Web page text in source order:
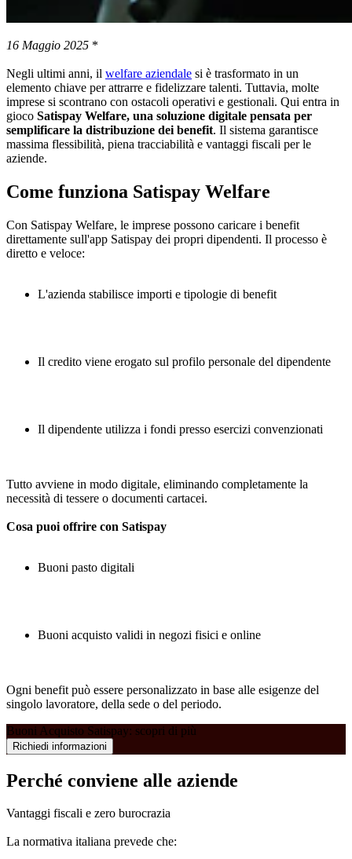
16 Maggio 2025 *
Negli ultimi anni, il welfare aziendale si è trasformato in un
elemento chiave per attrarre e fidelizzare talenti. Tuttavia, molte
imprese si scontrano con ostacoli operativi e gestionali. Qui entra in
gioco Satispay Welfare, una soluzione digitale pensata per
semplificare la distribuzione dei benefit. Il sistema garantisce
massima flessibilità, piena tracciabilità e vantaggi fiscali per le
aziende.
Come funziona Satispay Welfare
Con Satispay Welfare, le imprese possono caricare i benefit
direttamente sull'app Satispay dei propri dipendenti. Il processo è
diretto e veloce:
L'azienda stabilisce importi e tipologie di benefit
Il credito viene erogato sul profilo personale del dipendente
Il dipendente utilizza i fondi presso esercizi convenzionati
Tutto avviene in modo digitale, eliminando completamente la
necessità di tessere o documenti cartacei.
Cosa puoi offrire con Satispay
Buoni pasto digitali
Buoni acquisto validi in negozi fisici e online
Ogni benefit può essere personalizzato in base alle esigenze del
singolo lavoratore, della sede o del periodo.
Buoni Acquisto Satispay: scopri di più
Richiedi informazioni
Perché conviene alle aziende
Vantaggi fiscali e zero burocrazia
La normativa italiana prevede che: